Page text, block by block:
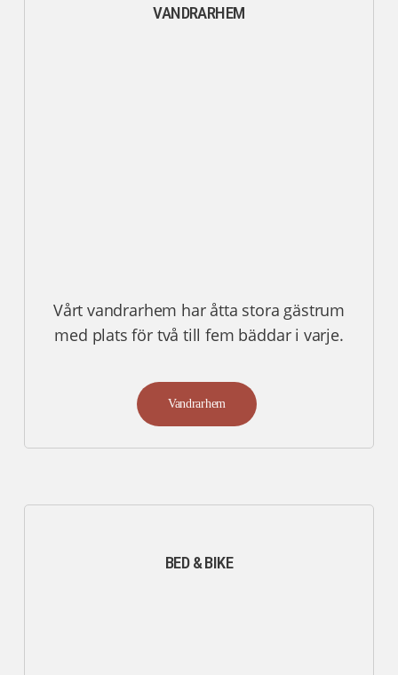
VANDRARHEM
Vårt vandrarhem har åtta stora gästrum
med plats för två till fem bäddar i varje.
Vandrarhem
BED & BIKE